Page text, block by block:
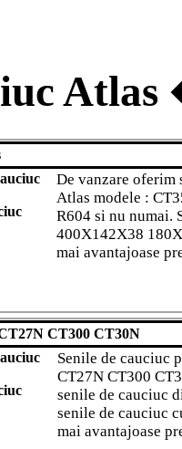
De vanzare oferim
Atlas modele :
R604 si nu numai.
400X142X38
mai avantajoase
CT300 CT30N
Senile de cauciuc
CT27N CT300
senile de cauciuc
senile de cauciuc
mai avantajoase